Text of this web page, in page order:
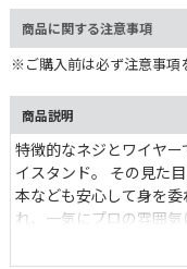
商品に関する注意事項
※ご購入前は必ず注意事項
商品説明
特徴的なネジとワイヤ
イスタンド。 その見た
本なども安心して身を
れ、一気にプロの雰囲